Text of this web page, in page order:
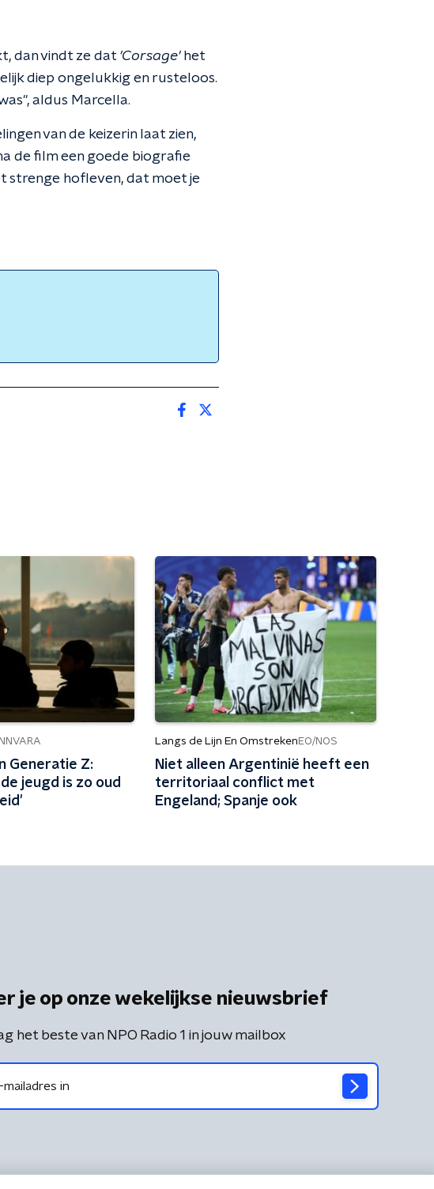
dan vindt ze dat 'Corsage'het
diep ongelukkig en rusteloos.
aldus Marcella.
van de keizerin laat zien,
de film een goede biografie
strenge hofleven, dat moet je
Generatie Z:
jeugd is zo oud
Langs de Lijn En Omstreken EO/NOS
Niet alleen Argentinië heeft een
territoriaal conflict met
Engeland; Spanje ook
je op onze wekelijkse nieuwsbrief
het beste van NPO Radio 1 in jouw mailbox